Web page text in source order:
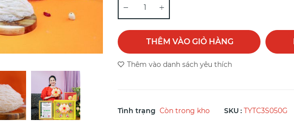
THÊM VÀO GIỎ HÀNG
Thêm vào danh sách yêu thích
Tình trạng Còn trong kho SKU TYTC3S050G